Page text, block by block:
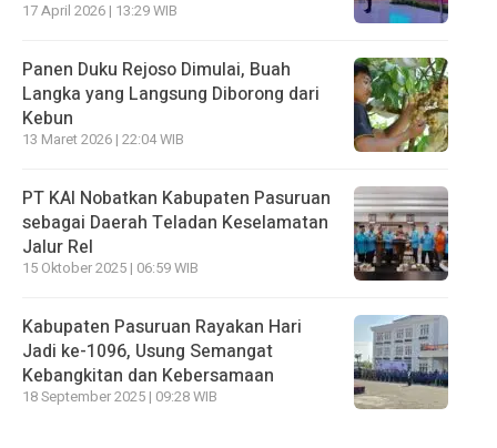
17 April 2026 | 13:29 WIB
Panen Duku Rejoso Dimulai, Buah
Langka yang Langsung Diborong dari
Kebun
13 Maret 2026 | 22:04 WIB
PT KAI Nobatkan Kabupaten Pasuruan
sebagai Daerah Teladan Keselamatan
Jalur Rel
15 Oktober 2025 | 06:59 WIB
Kabupaten Pasuruan Rayakan Hari
Jadi ke-1096, Usung Semangat
Kebangkitan dan Kebersamaan
18 September 2025 | 09:28 WIB